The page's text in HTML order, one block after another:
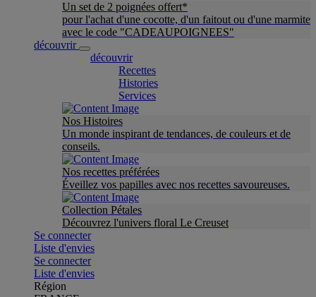
Un set de 2 poignées offert*
pour l'achat d'une cocotte, d'un faitout ou d'une marmite
avec le code "CADEAUPOIGNEES"
découvrir
découvrir
Recettes
Histories
Services
Nos Histoires
Un monde inspirant de tendances, de couleurs et de
conseils.
Nos recettes préférées
Éveillez vos papilles avec nos recettes savoureuses.
Collection Pétales
Découvrez l'univers floral Le Creuset
Se connecter
Liste d'envies
Se connecter
Liste d'envies
Région